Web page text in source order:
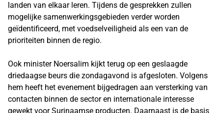
landen van elkaar leren. Tijdens de gesprekken zullen
mogelijke samenwerkingsgebieden verder worden
geïdentificeerd, met voedselveiligheid als een van de
prioriteiten binnen de regio.
Ook minister Noersalim kijkt terug op een geslaagde
driedaagse beurs die zondagavond is afgesloten. Volgens
hem heeft het evenement bijgedragen aan versterking van
contacten binnen de sector en internationale interesse
gewekt voor Surinaamse producten. Daarnaast is de basis